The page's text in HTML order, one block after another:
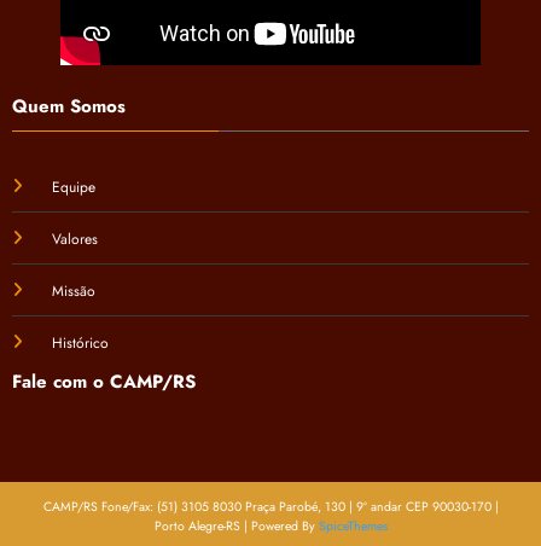
Quem Somos
Equipe
Valores
Missão
Histórico
Fale com o CAMP/RS
CAMP/RS Fone/Fax: (51) 3105 8030 Praça Parobé, 130 | 9º andar CEP 90030-170 |
Porto Alegre-RS | Powered By SpiceThemes